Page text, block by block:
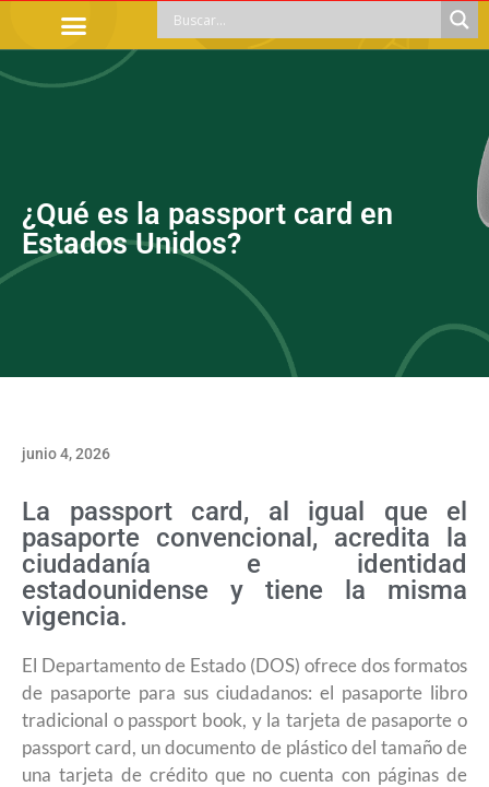
¿Qué es la passport card en
Estados Unidos?
junio 4, 2026
La passport card, al igual que el
pasaporte convencional, acredita la
ciudadanía e identidad
estadounidense y tiene la misma
vigencia.
El Departamento de Estado (DOS) ofrece dos formatos
de pasaporte para sus ciudadanos: el pasaporte libro
tradicional o passport book, y la tarjeta de pasaporte o
passport card, un documento de plástico del tamaño de
una tarjeta de crédito que no cuenta con páginas de